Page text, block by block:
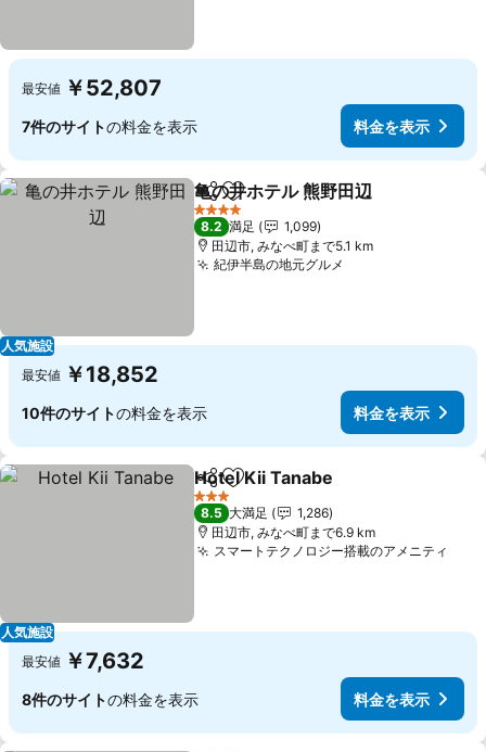
最安値 ￥52,807
7件のサイトの料金を表示 料金を表示
人気施設
シェアお気に入りに追加
亀の井ホテル 熊野田辺
4 ホテルのランク
8.2 満足
1,099
田辺市, みなべ町まで5.1 km
紀伊半島の地元グルメ
最安値 ￥18,852
10件のサイトの料金を表示 料金を表示
人気施設
シェアお気に入りに追加
Hotel Kii Tanabe
3 ホテルのランク
8.5 大満足
1,286
田辺市, みなべ町まで6.9 km
スマートテクノロジー搭載のアメニティ
最安値 ￥7,632
8件のサイトの料金を表示 料金を表示